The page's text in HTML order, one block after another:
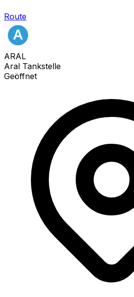
Route
ARAL
Aral Tankstelle
Geöffnet